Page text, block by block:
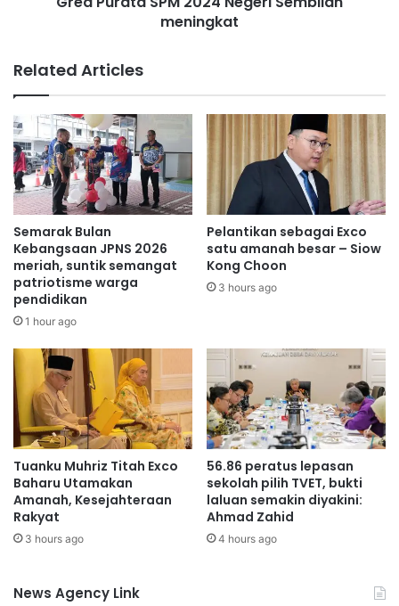
l
a
d
i
l
a
h
i
r
k
a
n
2
0
2
4
N
e
g
e
r
i
S
e
m
b
l
a
n
m
e
n
n
g
k
a
meningkat
Related Articles
Semarak Bulan
Kebangsaan JPNS 2026
meriah, suntik semangat
patriotisme warga
pendidikan
1 hour ago
Pelantikan sebagai Exco
satu amanah besar – Siow
Kong Choon
3 hours ago
Tuanku Muhriz Titah Exco
Baharu Utamakan
Amanah, Kesejahteraan
Rakyat
3 hours ago
56.86 peratus lepasan
sekolah pilih TVET, bukti
laluan semakin diyakini:
Ahmad Zahid
4 hours ago
News Agency Link